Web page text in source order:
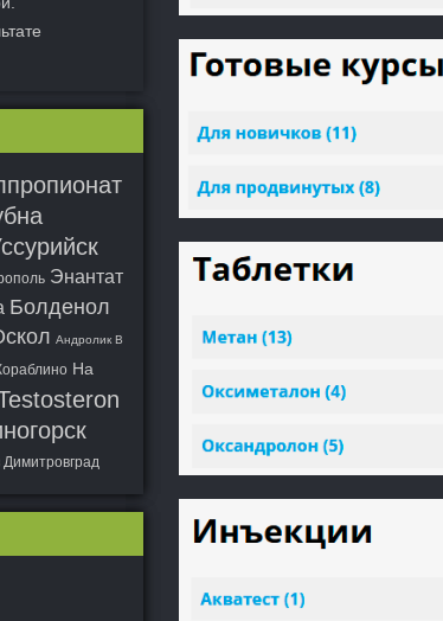
Энантат
Болденол
Андролик В
На